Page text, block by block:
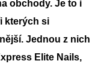
obchody. Je to i
kterých si
Jednou z nich
Elite Nails,